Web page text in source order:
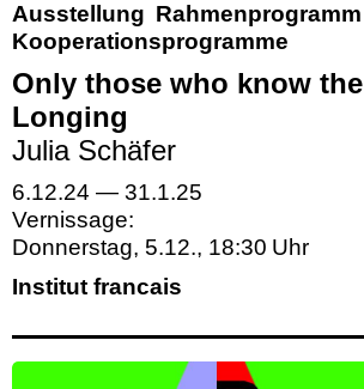
Ausstellung Rahmenprogramm
Kooperationsprogramme
Only those who know the
Longing
Julia Schäfer
6.12.24 — 31.1.25
Vernissage:
Donnerstag, 5.12., 18:30
Institut francais